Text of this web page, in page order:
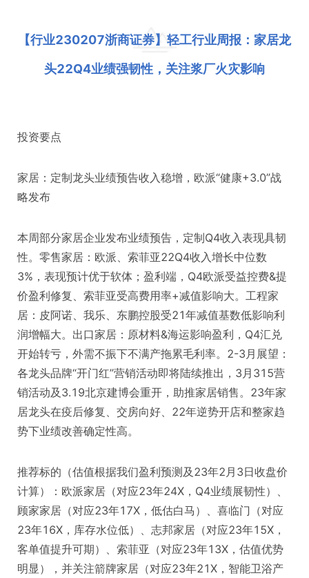
【行业230207浙商证券】轻工行业周报：家居龙
头22Q4业绩强韧性，关注浆厂火灾影响
投资要点
家居：定制龙头业绩预告收入稳增，欧派“健康+3.0”战
略发布
本周部分家居企业发布业绩预告，定制Q4收入表现具韧
性。零售家居：欧派、索菲亚22Q4收入增长中位数
3%，表现预计优于软体；盈利端，Q4欧派受益控费&提
价盈利修复、索菲亚受高费用率+减值影响大。工程家
居：皮阿诺、我乐、东鹏控股受21年减值基数低影响利
润增幅大。出口家居：原材料&海运影响盈利，Q4汇兑
开始转亏，外需不振下不满产拖累毛利率。2-3月展望：
各龙头品牌“开门红”营销活动即将陆续推出，3月315营
销活动及3.19北京建博会重开，助推家居销售。23年家
居龙头在疫后修复、交房向好、22年逆势开店和整家趋
势下业绩改善确定性高。
推荐标的（估值根据我们盈利预测及23年2月3日收盘价
计算）：欧派家居（对应23年24X，Q4业绩展韧性）、
顾家家居（对应23年17X，低估白马）、喜临门（对应
23年16X，库存水位低）、志邦家居（对应23年15X，
客单值提升可期）、索菲亚（对应23年13X，估值优势
明显），并关注箭牌家居（对应23年21X，智能卫浴产